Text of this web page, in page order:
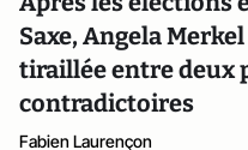
Saxe, Angela
tiraillée entre deux
contradictoires
Fabien Laurençon